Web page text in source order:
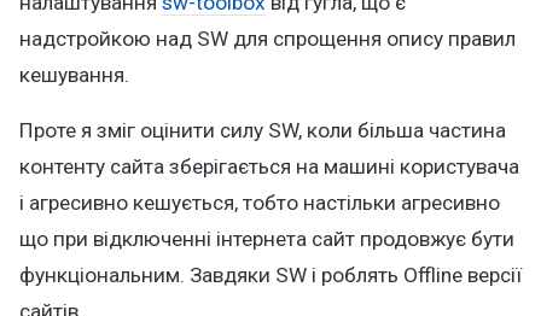
надстройкою над SW для спрощення опису правил
кешування.
Проте я зміг оцінити силу SW, коли більша частина
контенту сайта зберігається на машині користувача
і агресивно кешується, тобто настільки агресивно
що при відключенні інтернета сайт продовжує бути
функціональним. Завдяки SW і роблять Offline версії
сайтів.